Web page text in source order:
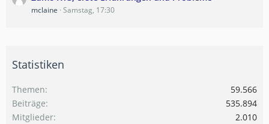
mclaine Samstag, 17:30
Statistiken
Themen
59.566
Beiträge
535.894
Mitglieder
2.010